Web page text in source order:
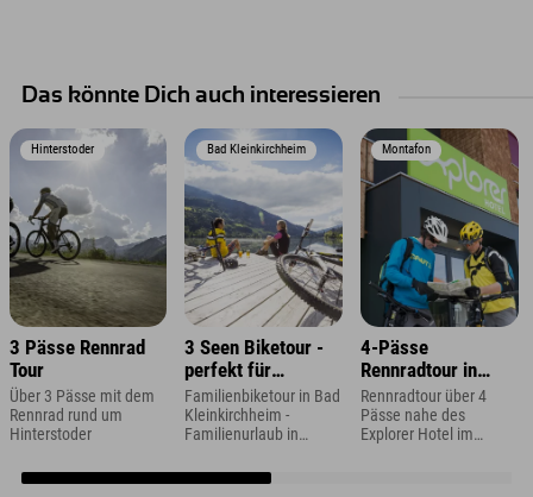
Das könnte Dich auch interessieren
Hinterstoder
3 Pässe Rennrad
Tour
Über 3 Pässe mit dem
Rennrad rund um
Hinterstoder
Bad Kleinkirchheim
3 Seen Biketour -
perfekt für
Familien
Familienbiketour in Bad
Kleinkirchheim -
Familienurlaub in
Montafon
4-Pässe
Rennradtour in
Vorarlberg
Rennradtour über 4
Pässe nahe des
Explorer Hotel im